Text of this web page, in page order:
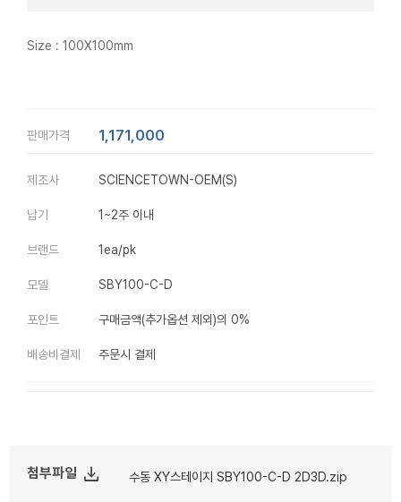
Size : 100X100mm
판매가격 1,171,000
제조사 SCIENCETOWN-OEM(S)
납기 1~2주 이내
브랜드 1ea/pk
모델 SBY100-C-D
포인트 구매금액(추가옵션 제외)의 0%
배송비결제 주문시 결제
첨부파일 file_download 수동 XY스테이지 SBY100-C-D 2D3D.zip